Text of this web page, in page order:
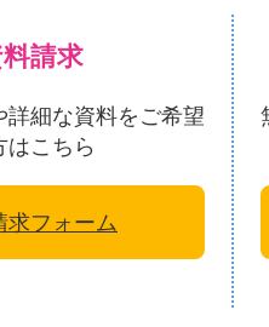
請求
詳細な資料をご希望
はこちら
求フォーム